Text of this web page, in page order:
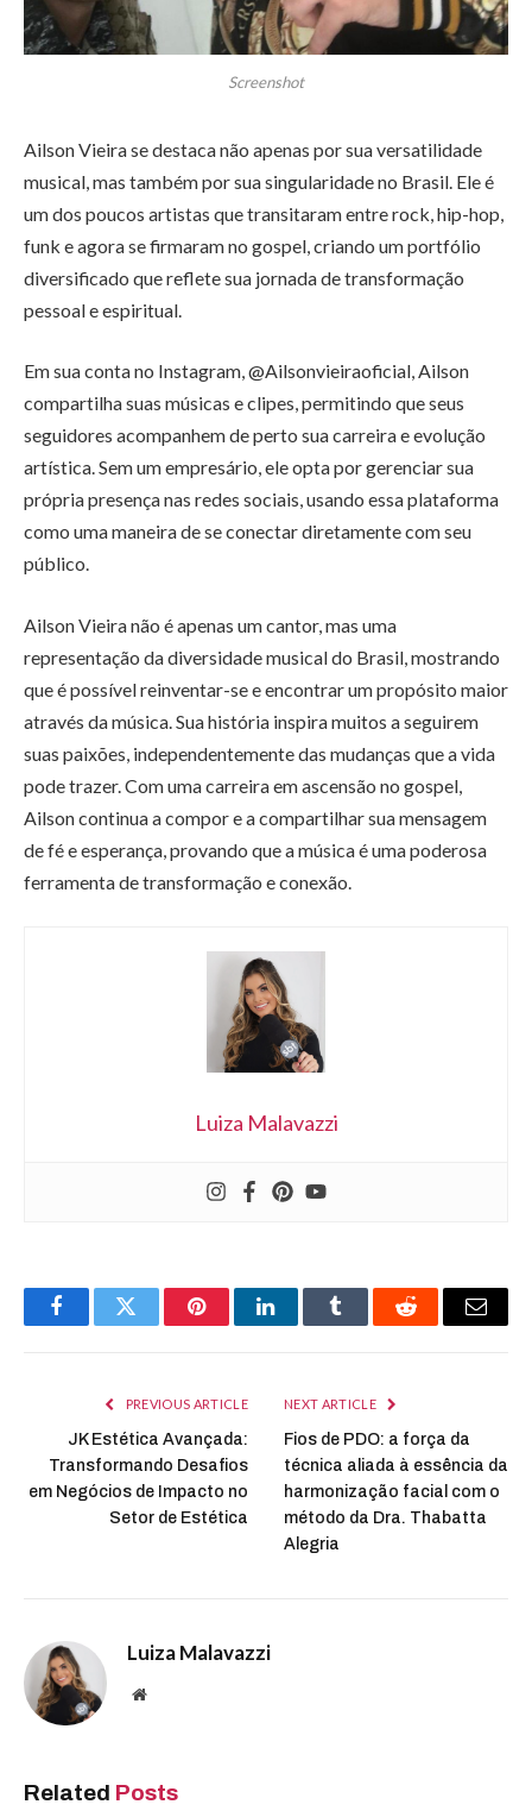
Screenshot
Ailson Vieira se destaca não apenas por sua versatilidade
musical, mas também por sua singularidade no Brasil. Ele é
um dos poucos artistas que transitaram entre rock, hip-hop,
funk e agora se firmaram no gospel, criando um portfólio
diversificado que reflete sua jornada de transformação
pessoal e espiritual.
Em sua conta no Instagram, @Ailsonvieiraoficial, Ailson
compartilha suas músicas e clipes, permitindo que seus
seguidores acompanhem de perto sua carreira e evolução
artística. Sem um empresário, ele opta por gerenciar sua
própria presença nas redes sociais, usando essa plataforma
como uma maneira de se conectar diretamente com seu
público.
Ailson Vieira não é apenas um cantor, mas uma
representação da diversidade musical do Brasil, mostrando
que é possível reinventar-se e encontrar um propósito maior
através da música. Sua história inspira muitos a seguirem
suas paixões, independentemente das mudanças que a vida
pode trazer. Com uma carreira em ascensão no gospel,
Ailson continua a compor e a compartilhar sua mensagem
de fé e esperança, provando que a música é uma poderosa
ferramenta de transformação e conexão.
Luiza Malavazzi
FacebookTwitter PinterestLinkedInTumblr Reddit Email
PREVIOUS ARTICLE
JK Estética Avançada:
Transformando Desafios
em Negócios de Impacto no
Setor de Estética
NEXT ARTICLE
Fios de PDO: a força da
técnica aliada à essência da
harmonização facial com o
método da Dra. Thabatta
Alegria
Luiza Malavazzi
Website
Related Posts